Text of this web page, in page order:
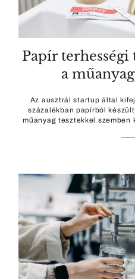
Papír terhességi
a
Az ausztrál startup által
százalékban papírból
műanyag tesztekkel